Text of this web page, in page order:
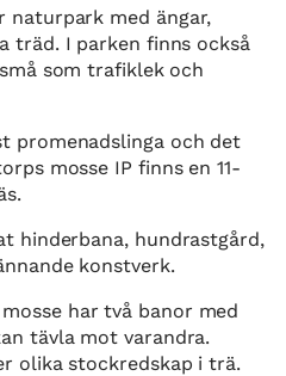
naturpark med ängar,
träd. I parken finns också
som trafiklek och
promenadslinga och det
mosse IP finns en 11-
hinderbana, hundrastgård,
konstverk.
har två banor med
tävla mot varandra.
olika stockredskap i trä.